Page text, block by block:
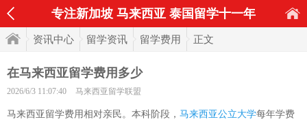
专注新加坡 马来西亚 泰国留学十一年
资讯中心 留学资讯 留学费用 正文
在马来西亚留学费用多少
2026/6/3 11:07:40 马来西亚留学联盟
马来西亚留学费用相对亲民。本科阶段， 马来西亚公立大学每年学费